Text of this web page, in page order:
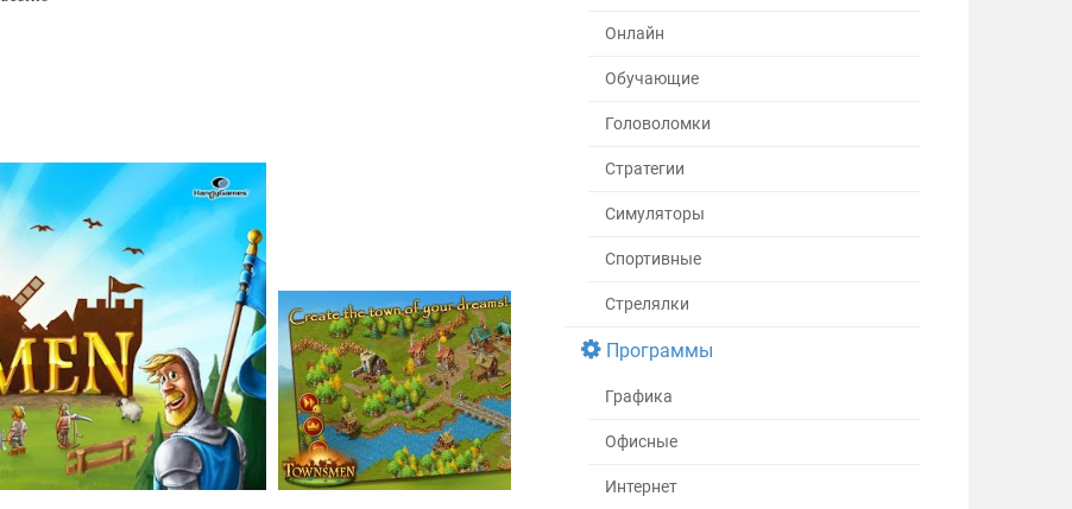
Онлайн
Обучающие
Головоломки
Стратегии
Симуляторы
Спортивные
Стрелялки
Программы
Графика
Офисные
Интернет